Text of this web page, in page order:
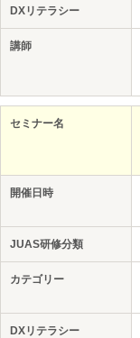
DXリテラシー
講師
セミナー名
開催日時
JUAS研修分類
カテゴリー
DXリテラシー